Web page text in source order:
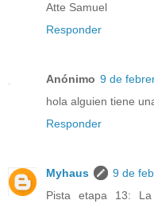
Atte Samuel
Responder
Anónimo 9 de
hola alguien tiene
Responder
Myhaus
9 de
Pista etapa 13: